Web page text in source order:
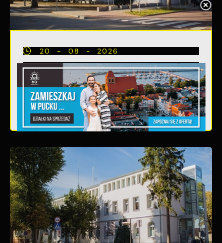
20 - 08 - 2026
Teatralne lato - Zdrowo i
kolorowo